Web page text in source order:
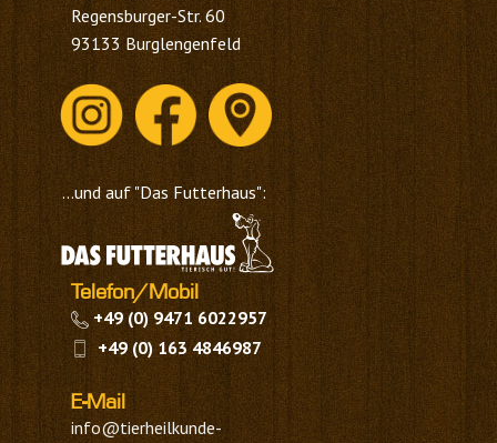
Regensburger-Str. 60
93133 Burglengenfeld
Telefon/Mobil
​+49 (0) 9471 ​6022957
​+49 (0) ​163 ​4846987
E-Mail
info@tierheilkunde-
...und auf "Das Futterhaus":